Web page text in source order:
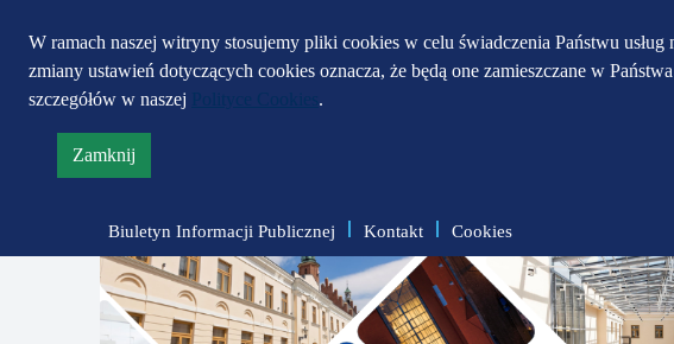
W ramach naszej witryny stosujemy pliki cookies w celu świadczenia Państwu
zmiany ustawień dotyczących cookies oznacza, że będą one zamieszczane w
szczegółów w naszej
.
Zamknij
informację
polityce
prywatności
Biuletyn Informacji Publicznej Kontakt Cookies